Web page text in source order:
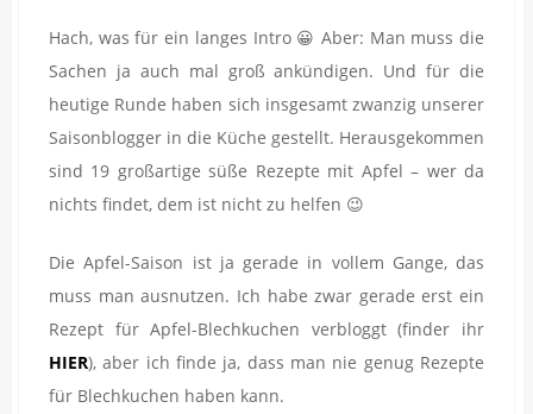
Hach, was für ein langes Intro 😀 Aber: Man muss die
Sachen ja auch mal groß ankündigen. Und für die
heutige Runde haben sich insgesamt zwanzig unserer
Saisonblogger in die Küche gestellt. Herausgekommen
sind 19 großartige süße Rezepte mit Apfel – wer da
nichts findet, dem ist nicht zu helfen 😉
Die Apfel-Saison ist ja gerade in vollem Gange, das
muss man ausnutzen. Ich habe zwar gerade erst ein
Rezept für Apfel-Blechkuchen verbloggt (finder ihr
HIER), aber ich finde ja, dass man nie genug Rezepte
für Blechkuchen haben kann.